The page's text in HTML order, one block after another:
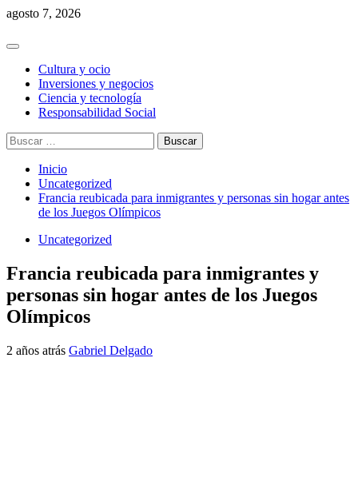
Saltar
contenido
agosto 7, 2026
Menú
principalCultura y ocio
Inversiones y negocios
Ciencia y tecnología
Responsabilidad Social
Buscar:
Inicio
Uncategorized
Francia reubicada para inmigrantes y personas sin hogar antes
de los Juegos Olímpicos
Uncategorized
Francia reubicada para inmigrantes y
personas sin hogar antes de los Juegos
Olímpicos
2 años atrás Gabriel Delgado